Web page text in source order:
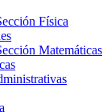
Física
Matemáticas